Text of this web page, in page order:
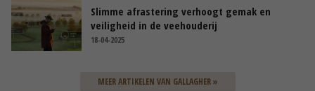
Slimme afrastering verhoogt gemak en
veiligheid in de veehouderij
18-04-2025
MEER ARTIKELEN VAN GALLAGHER »